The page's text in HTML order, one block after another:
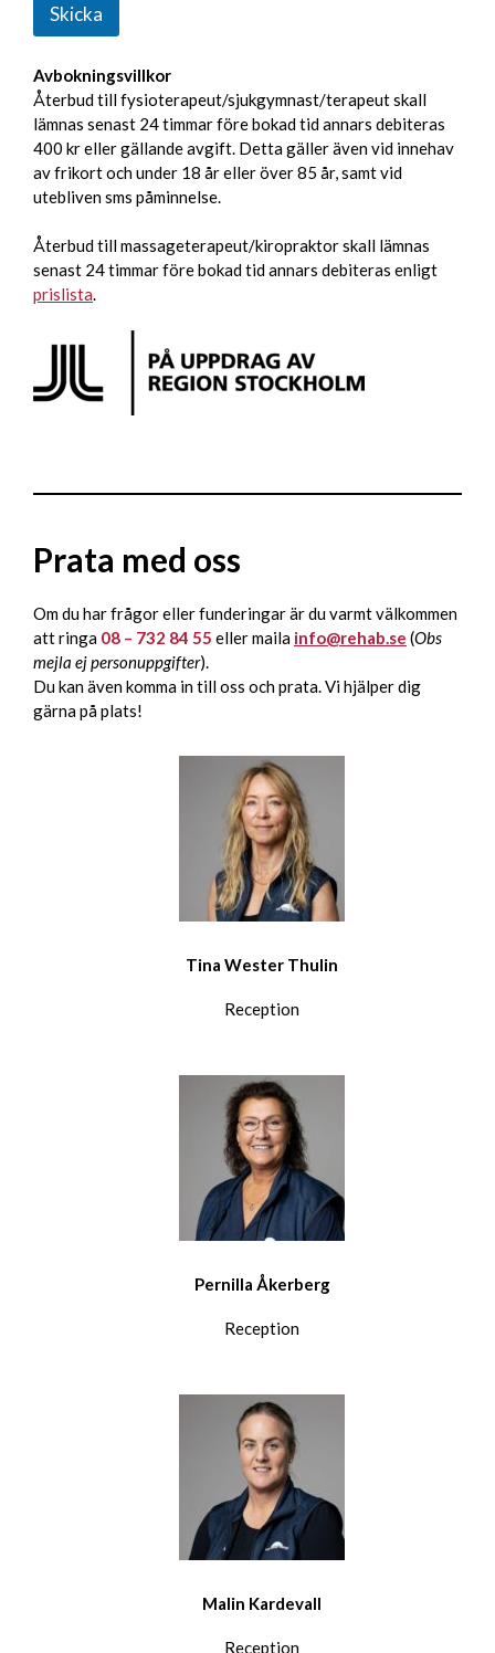
Skicka
l
t
e
r
n
t
i
v
Avbokningsvillkor
Återbud till fysioterapeut/sjukgymnast/terapeut skall
lämnas senast 24 timmar före bokad tid annars debiteras
400 kr eller gällande avgift. Detta gäller även vid innehav
av frikort och under 18 år eller över 85 år, samt vid
utebliven sms påminnelse.
Återbud till massageterapeut/kiropraktor skall lämnas
senast 24 timmar före bokad tid annars debiteras enligt
prislista.
Prata med oss
Om du har frågor eller funderingar är du varmt välkommen
att ringa 08 – 732 84 55 eller maila info@rehab.se (Obs
mejla ej personuppgifter).
Du kan även komma in till oss och prata. Vi hjälper dig
gärna på plats!
Tina Wester Thulin
Reception
Pernilla Åkerberg
Reception
Malin Kardevall
Reception